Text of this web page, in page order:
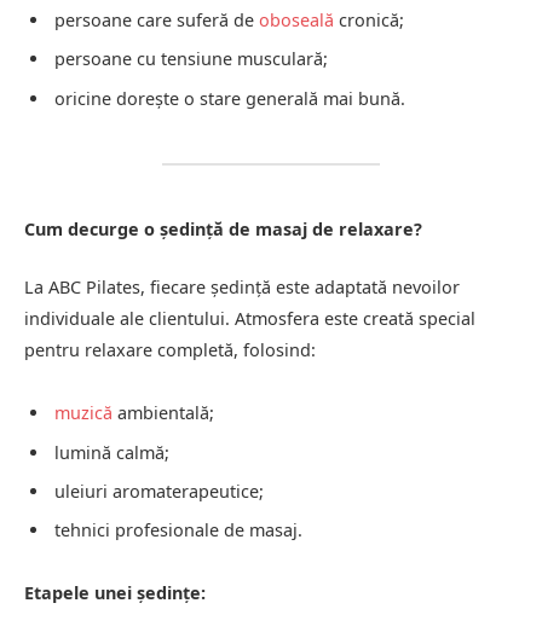
persoane care suferă de oboseală cronică;
persoane cu tensiune musculară;
oricine dorește o stare generală mai bună.
Cum decurge o ședință de masaj de relaxare?
La ABC Pilates, fiecare ședință este adaptată nevoilor
individuale ale clientului. Atmosfera este creată special
pentru relaxare completă, folosind:
muzică ambientală;
lumină calmă;
uleiuri aromaterapeutice;
tehnici profesionale de masaj.
Etapele unei ședințe: